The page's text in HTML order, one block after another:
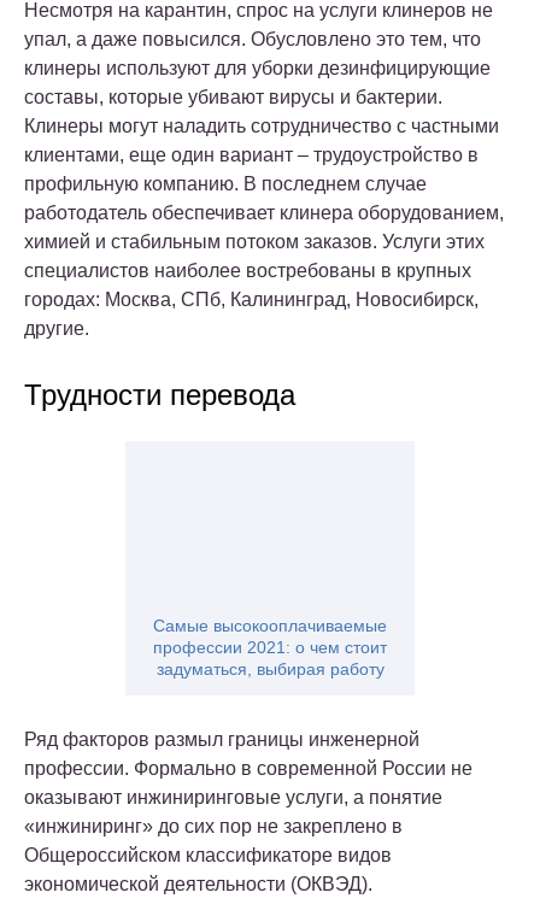
Несмотря на карантин, спрос на услуги клинеров не
упал, а даже повысился. Обусловлено это тем, что
клинеры используют для уборки дезинфицирующие
составы, которые убивают вирусы и бактерии.
Клинеры могут наладить сотрудничество с частными
клиентами, еще один вариант – трудоустройство в
профильную компанию. В последнем случае
работодатель обеспечивает клинера оборудованием,
химией и стабильным потоком заказов. Услуги этих
специалистов наиболее востребованы в крупных
городах: Москва, СПб, Калининград, Новосибирск,
другие.
Трудности перевода
Самые высокооплачиваемые
профессии 2021: о чем стоит
задуматься, выбирая работу
Ряд факторов размыл границы инженерной
профессии. Формально в современной России не
оказывают инжиниринговые услуги, а понятие
«инжиниринг» до сих пор не закреплено в
Общероссийском классификаторе видов
экономической деятельности (ОКВЭД).